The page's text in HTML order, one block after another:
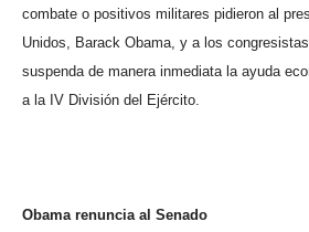
combate o positivos militares pidieron al
Unidos, Barack Obama, y a los
suspenda de manera inmediata la ayuda
a la IV División del Ejército.
Obama renuncia al Senado